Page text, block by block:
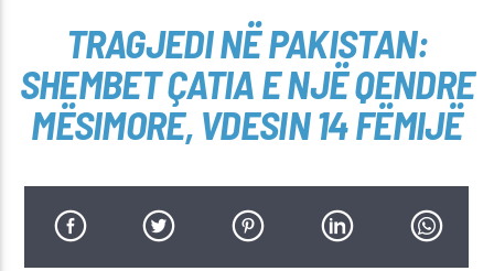
TRAGJEDI NË PAKISTAN:
SHEMBET ÇATIA E NJË QENDRE
MËSIMORE, VDESIN 14 FËMIJË